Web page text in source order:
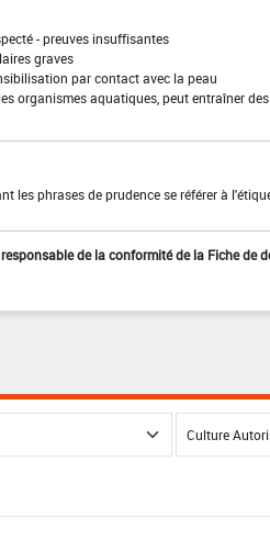
- preuves insuffisantes
graves
par contact avec la peau
organismes aquatiques, peut entraîner
les phrases de prudence se référer à
de la conformité de la Fiche de